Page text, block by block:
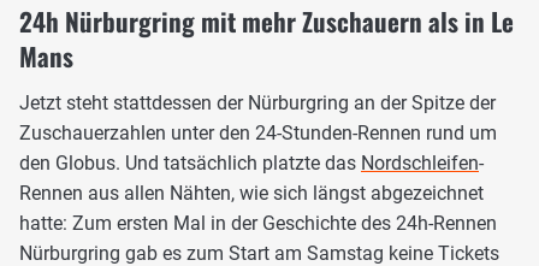
24h Nürburgring mit mehr Zuschauern als in Le
Mans
Jetzt steht stattdessen der Nürburgring an der Spitze der
Zuschauerzahlen unter den 24-Stunden-Rennen rund um
den Globus. Und tatsächlich platzte das Nordschleifen-
Rennen aus allen Nähten, wie sich längst abgezeichnet
hatte: Zum ersten Mal in der Geschichte des 24h-Rennen
Nürburgring gab es zum Start am Samstag keine Tickets